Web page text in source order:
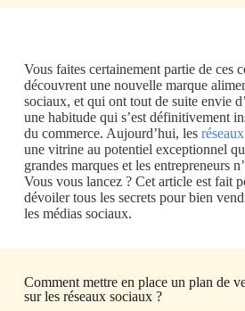
Vous faites certainement partie de ces
découvrent une nouvelle marque
sociaux, et qui ont tout de suite envie
une habitude qui s’est définitivement
du commerce. Aujourd’hui, les
une vitrine au potentiel exceptionnel
grandes marques et les entrepreneurs
Vous vous lancez ? Cet article est fait
dévoiler tous les secrets pour bien
les médias sociaux.
Comment mettre en place un plan de
surles réseaux sociaux ?